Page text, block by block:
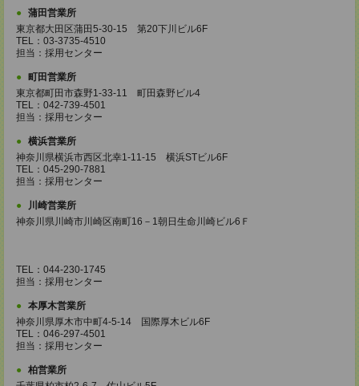
蒲田営業所
東京都大田区蒲田5-30-15 第20下川ビル6F
TEL：03-3735-4510
担当：採用センター
町田営業所
東京都町田市森野1-33-11 町田森野ビル4
TEL：042-739-4501
担当：採用センター
横浜営業所
神奈川県横浜市西区北幸1-11-15 横浜STビル6F
TEL：045-290-7881
担当：採用センター
川崎営業所
神奈川県川崎市川崎区南町16－1朝日生命川崎ビル6Ｆ
TEL：044-230-1745
担当：採用センター
本厚木営業所
神奈川県厚木市中町4-5-14 国際厚木ビル6F
TEL：046-297-4501
担当：採用センター
柏営業所